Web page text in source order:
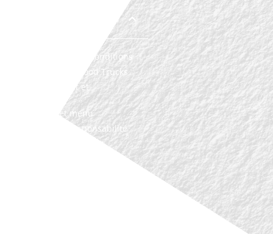
1 – Acceptation des conditions
2 – Sélection des Food Trucks
3 – Emplacement et
4 – Produits et menu
5 – Sécurité et responsabilité
6 – Modes de paiement